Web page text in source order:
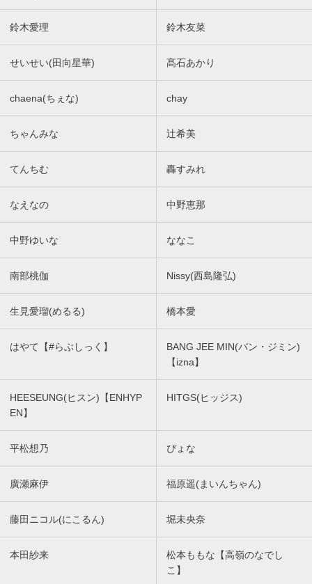
鈴木愛理 鈴木友菜
せいせい(田向星華) 髙石あかり
chaena(ちぇな) chay
ちゃんみな 辻希美
てんちむ 轟すみれ
なえなの 中野恵那
中野ゆいな ななこ
南部桃伽 Nissy(西島隆弘)
生見愛瑠(めるる) 橋本愛
はやて【#らぶしっく】
BANG JEE MIN(バン・ジミン)
【izna】
HEESEUNG(ヒスン)【ENHYP
EN】
HITGS(ヒッジス)
平松想乃 ぴょな
廣瀬麻伊 福原遥(まいんちゃん)
藤田ニコル(にこるん) 堀未央奈
本田紗来
松本ももな【高嶺のなでし
こ】